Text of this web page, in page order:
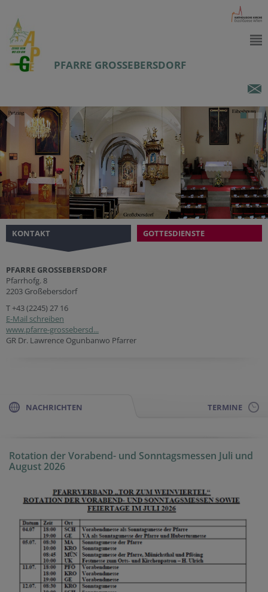
PFARRE GROSSEBERSDORF
KONTAKT GOTTESDIENSTE
PFARRE GROSSEBERSDORF
Pfarrhofg. 8
2203 Großebersdorf
T+43 (2245) 27 16
E-Mail schreiben
www.pfarre-grossebersd...
GR Dr. Lawrence Ogunbanwo Pfarrer
NACHRICHTEN TERMINE
Rotation der Vorabend- und Sonntagsmessen Juli und
August 2026